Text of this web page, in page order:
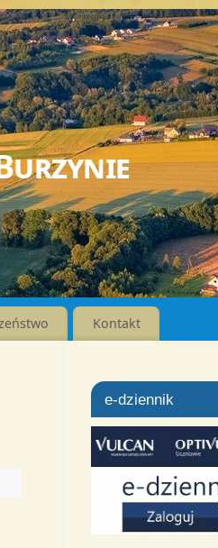
Kontakt
e-dziennik